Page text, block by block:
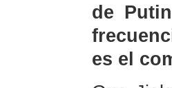
de
es el